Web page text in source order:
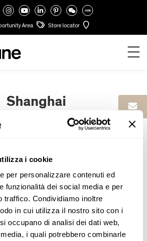
i cookie
per personalizzare contenuti ed
funzionalità dei social media e per
traffico. Condividiamo inoltre
in cui utilizza il nostro sito con i
occupano di analisi dei dati web,
i quali potrebbero combinarle
Area Store locator
Shanghai
contract in Shanghai